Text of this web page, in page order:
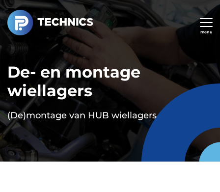
Overslaan
en
naar
de
gaan
menu
De- en montage
wiellagers
(De)montage van HUB wiellagers